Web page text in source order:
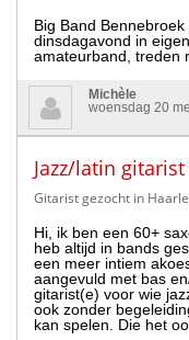
Big Band
dinsdagavond in
amateurband, treden
Michèle
woensdag 20
Jazz/latin
Gitarist gezocht in
Hi, ik ben een 60+
heb altijd in bands
een meer intiem
aangevuld met bas
gitarist(e) voor wie
ook zonder
kan spelen. Die het